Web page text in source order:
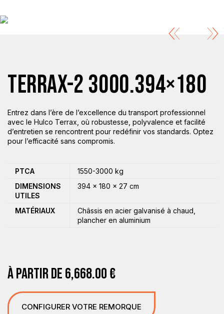
TERRAX-2 3000.394×180
Entrez dans l’ère de l’excellence du transport professionnel
avec le Hulco Terrax, où robustesse, polyvalence et facilité
d’entretien se rencontrent pour redéfinir vos standards. Optez
pour l’efficacité sans compromis.
PTCA
1550-3000 kg
DIMENSIONS
UTILES
394 × 180 × 27 cm
MATÉRIAUX
Châssis en acier galvanisé à chaud,
plancher en aluminium
À PARTIR DE6,668.00€
CONFIGURER VOTRE REMORQUE